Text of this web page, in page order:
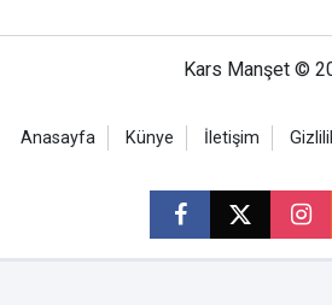
Kars Manşet ©
Anasayfa Künye İletişim